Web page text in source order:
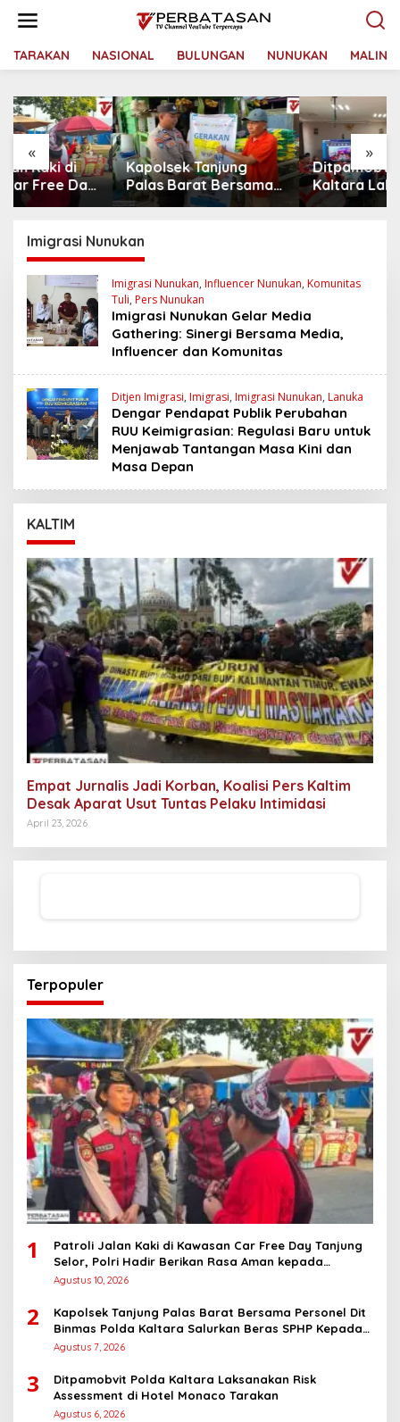
t
TARAKAN NASIONAL BULUNGAN NUNUKAN
« »
Kapolsek Tanjung
Palas Barat Bersama
Personel Dit Binmas
Beras SPHP Kepada
Masyarakat
Ditpamobvit Polda
Kaltara Laksanakan
Risk Assessment di
Imigrasi Nunukan
Imigrasi Nunukan, Influencer Nunukan, Komunitas
Tuli, Pers Nunukan
Imigrasi Nunukan Gelar Media
Gathering: Sinergi Bersama Media,
Influencer dan Komunitas
Ditjen Imigrasi, Imigrasi, Imigrasi Nunukan, Lanuka
Dengar Pendapat Publik Perubahan
RUU Keimigrasian: Regulasi Baru untuk
Menjawab Tantangan Masa Kini dan
Masa Depan
KALTIM
Empat Jurnalis Jadi Korban, Koalisi Pers Kaltim
Desak Aparat Usut Tuntas Pelaku Intimidasi
April 23, 2026
Terpopuler
1
Patroli Jalan Kaki di Kawasan Car Free Day Tanjung
Selor, Polri Hadir Berikan Rasa Aman kepada
Masyarakat
Agustus 10, 2026
2
Kapolsek Tanjung Palas Barat Bersama Personel Dit
Binmas Polda Kaltara Salurkan Beras SPHP Kepada
Masyarakat
Agustus 7, 2026
3
Ditpamobvit Polda Kaltara Laksanakan Risk
Assessment di Hotel Monaco Tarakan
Agustus 6, 2026